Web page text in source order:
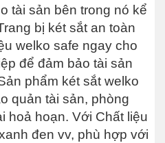
tài sản bên trong nó kể
bị két sắt an toàn
welko safe ngay cho
để đảm bảo tài sản
phẩm két sắt welko
quản tài sản, phòng
hoả hoạn. Với Chất liệu
đen vv, phù hợp với